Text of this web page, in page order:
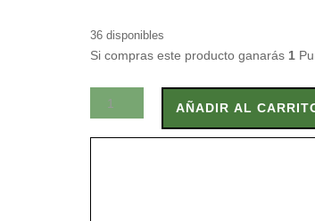
36 disponibles
Si compras este producto ganarás 1
LEVATRIG
60
Caps
AÑADIR AL